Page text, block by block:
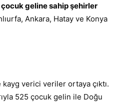
geline sahip şehirler
Ankara, Hatay ve Konya
kayg verici veriler ortaya çıktı.
525 çocuk gelin ile Doğu